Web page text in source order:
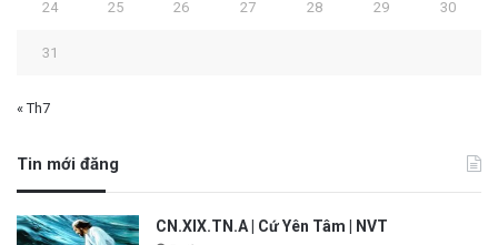
24 25 26 27 28 29 30
31
« Th7
Tin mới đăng
CN.XIX.TN.A | Cứ Yên Tâm | NVT